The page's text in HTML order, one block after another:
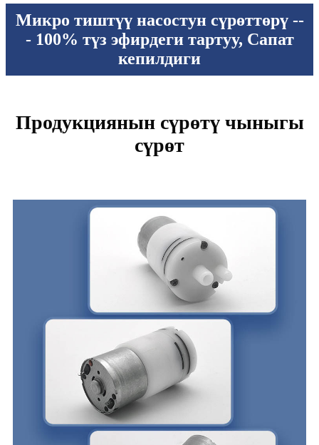
Микро тиштүү насостун сүрөттөрү --
- 100% түз эфирдеги тартуу, Сапат
кепилдиги
Продукциянын сүрөтү чыныгы
сүрөт